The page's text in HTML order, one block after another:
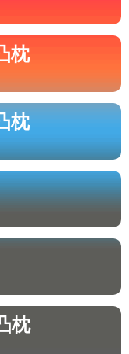
枕
枕
枕